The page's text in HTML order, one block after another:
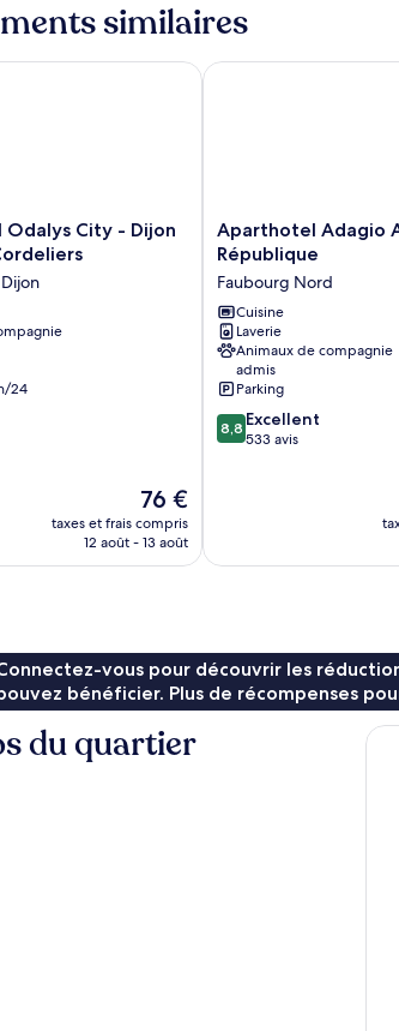
similaires
City - Dijon
24
Le
nouveau
prix
76 €
taxes et frais compris
12 août - 13 août
City - Dijon Centre Les Cordeliers
Aparthotel
Adagio
Access
Dijon
République
Faubourg
Nord
Aparthotel Adagio
République
Faubourg Nord
Cuisine
Laverie
Animaux de compagnie
admis
Parking
8.8
sur
8,8 Excellent
533 avis
Aparthotel Adagio
vous pour découvrir les
bénéficier. Plus de récompenses
du quartier